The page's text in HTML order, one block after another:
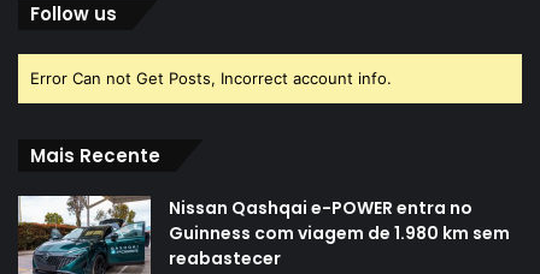
Follow us
Error Can not Get Posts, Incorrect account info.
Mais Recente
Nissan Qashqai e-POWER entra no
Guinness com viagem de 1.980 km sem
reabastecer